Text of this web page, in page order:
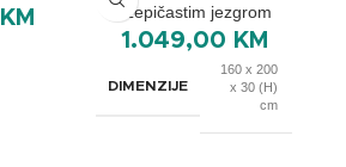
KM
džepičastim jezgrom
1.049,00 KM
DIMENZIJE
160 x 200
x 30 (H)
cm